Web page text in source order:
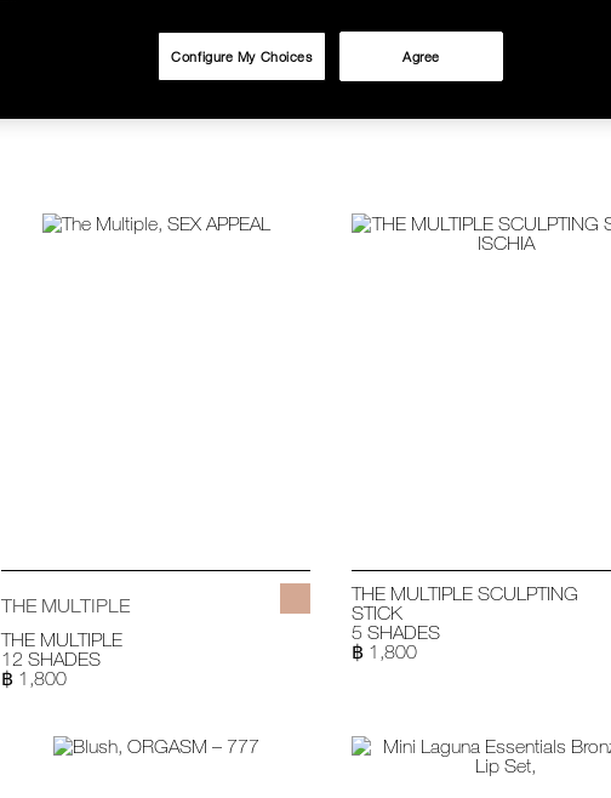
ช้อป Blush ใดๆ รับฟรี Afterglow Lip Balm #Orgasm 1.1 g มูลค่า 750 .-
THE MULTIPLE
THE MULTIPLE
12 SHADES
฿ 1,800
THE MULTIPLE SCULPTING
STICK
5 SHADES
฿ 1,800
Agree
Configure My Choices